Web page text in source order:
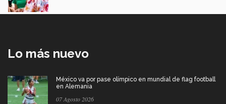
Lo más nuevo
México va por pase olímpico en mundial de flag football
en Alemania
07 Agosto 2026